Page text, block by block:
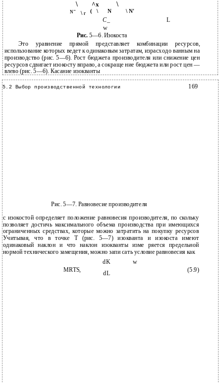
N"
\
\ Г (
^х
N
\
\ \ N'
С_ L
w
Рис. 5—6. Изокоста
Это уравнение прямой представляет комбинации ресурсов,
использование которых ведет к одинаковым затратам, израсходо­ ванным на
производство (рис. 5—6). Рост бюджета производителя или снижение цен
ресурсов сдвигает изокосту вправо, а сокраще­ ние бюджета или рост цен —
влево (рис. 5—6). Касание изокванты
5.2 Выбор производственной технологии 169
Рис. 5—7. Равновесие производителя
с изокостой определяет положение равновесия производителя, по­ скольку
позволяет достичь максимального объема производства при имеющихся
ограниченных средствах, которые можно затратить на покупку ресурсов
Учитывая, что в точке Т (рис. 5—7) изокванта и изокоста имеют
одинаковый наклон и что наклон изокванты изме­ ряется предельной
нормой технического замещения, можно запи­ сать условие равновесия как
dK
w
MRTS,
dL
(5.9)